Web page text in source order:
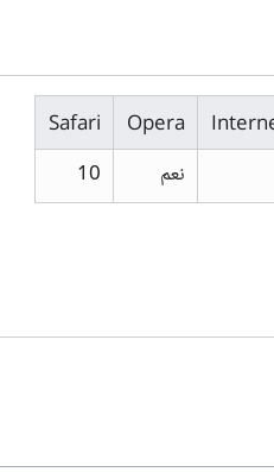
Opera
Safari
نعم
10